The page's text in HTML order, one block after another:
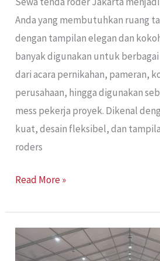
Anda yang membutuhkan ruang
dengan tampilan elegan dan
banyak digunakan untuk
dari acara pernikahan, pameran,
perusahaan, hingga digunakan
mess pekerja proyek. Dikenal
kuat, desain fleksibel, dan
roders
Read More »
Sewa
Tenda